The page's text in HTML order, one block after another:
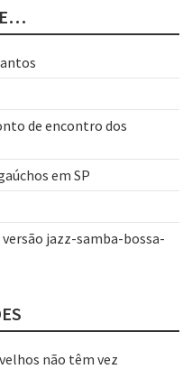
de encontro dos
em SP
versão jazz-samba-bossa-
não têm vez